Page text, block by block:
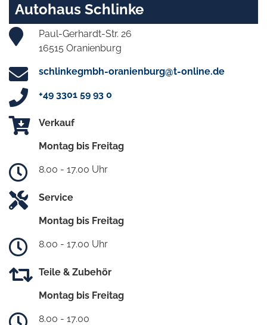
Autohaus Schlinke
Paul-Gerhardt-Str. 26
16515 Oranienburg
schlinkegmbh-oranienburg@t-online.de
+49 3301 59 93 0
Verkauf
Montag bis Freitag
8.00 - 17.00 Uhr
Service
Montag bis Freitag
8.00 - 17.00 Uhr
Teile & Zubehör
Montag bis Freitag
8.00 - 17.00